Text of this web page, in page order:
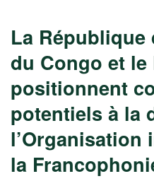
La
du Congo et le
positionnent
potentiels à la
l’Organisation
la